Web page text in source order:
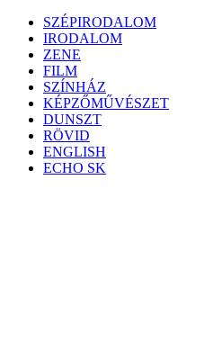
Skip
content
SZÉPIRODALOM
IRODALOM
ZENE
FILM
SZÍNHÁZ
KÉPZŐMŰVÉSZET
DUNSZT
RÖVID
ENGLISH
ECHO SK